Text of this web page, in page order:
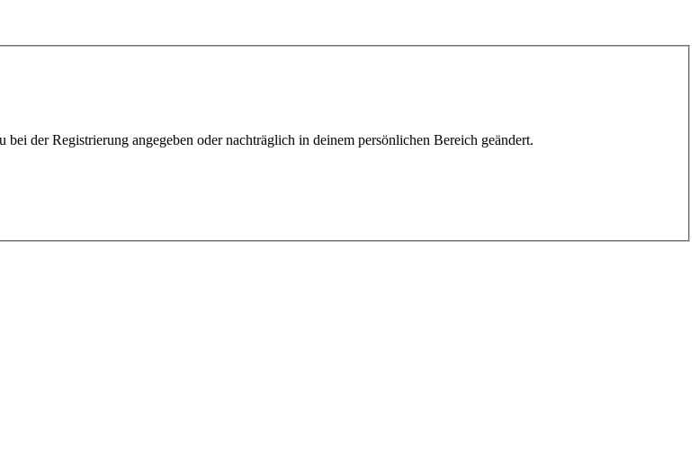
der Registrierung angegeben oder nachträglich in deinem persönlichen Bereich geändert.